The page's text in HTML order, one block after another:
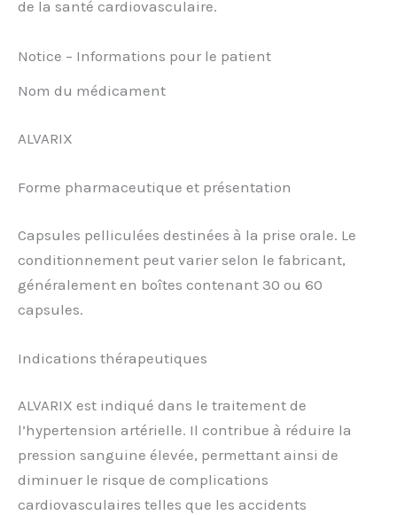
de la santé cardiovasculaire.
Notice – Informations pour le patient
Nom du médicament
ALVARIX
Forme pharmaceutique et présentation
Capsules pelliculées destinées à la prise orale. Le
conditionnement peut varier selon le fabricant,
généralement en boîtes contenant 30 ou 60
capsules.
Indications thérapeutiques
ALVARIX est indiqué dans le traitement de
l’hypertension artérielle. Il contribue à réduire la
pression sanguine élevée, permettant ainsi de
diminuer le risque de complications
cardiovasculaires telles que les accidents